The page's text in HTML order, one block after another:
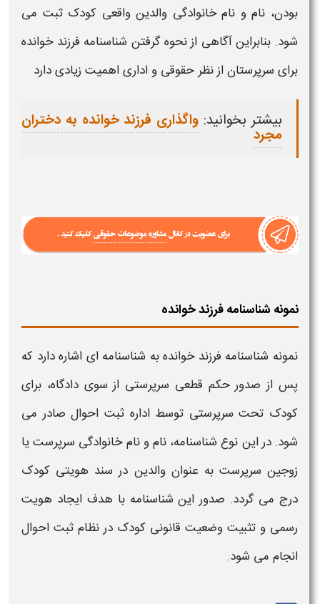
بودن، نام و نام خانوادگی والدین واقعی کودک ثبت می‌
شود. بنابراین آگاهی ازنحوه گرفتن شناسنامه فرزند خوانده
برای سرپرستان از نظر حقوقی و اداری اهمیت زیادی دارد
بیشتر بخوانید: واگذاری فرزند خوانده به دختران
مجرد
نمونه شناسنامه فرزند خوانده
نمونه شناسنامه فرزند خواندهبه شناسنامه‌ای اشاره دارد که
پس از صدور حکم قطعی سرپرستی از سوی دادگاه، برای
کودک تحت سرپرستی توسط اداره ثبت احوال صادر می‌
شود. در این نوع شناسنامه، نام و نام خانوادگی سرپرست یا
زوجین سرپرست به عنوان والدین در سند هویتی کودک
درج می‌ گردد. صدور این شناسنامهبا هدف ایجاد هویت
رسمی و تثبیت وضعیت قانونی کودک در نظام ثبت احوال
انجام می‌ شود.